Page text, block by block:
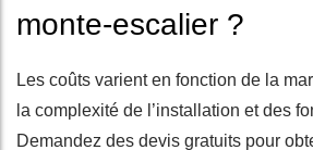
monte-escalier ?
Les coûts varient en fonction de la
la complexité de l’installation et des
Demandez des devis gratuits pour